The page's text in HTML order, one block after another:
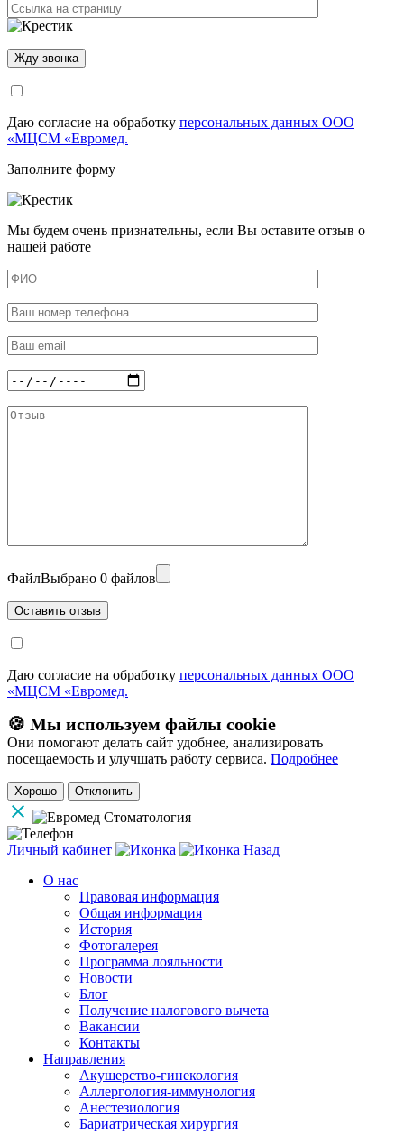
Даю согласие на обработку персональных данных ООО
«МЦСМ «Евромед.
Заполните форму
Мы будем очень признательны, если Вы оставите отзыв о
нашей работе
ФайлВыбрано 0 файлов
Даю согласие на обработку персональных данных ООО
«МЦСМ «Евромед.
🍪 Мы используем файлы cookie
Они помогают делать сайт удобнее, анализировать
посещаемость и улучшать работу сервиса. Подробнее
Хорошо Отклонить
Личный кабинет
Назад
О нас
Правовая информация
Общая информация
История
Фотогалерея
Программа лояльности
Новости
Блог
Получение налогового вычета
Вакансии
Контакты
Направления
Акушерство-гинекология
Аллергология-иммунология
Анестезиология
Бариатрическая хирургия